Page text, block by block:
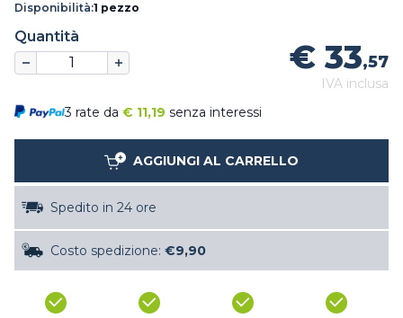
Disponibilità:1 pezzo
Quantità
€ 33,57
IVA inclusa
3 rate da € 11,19 senza interessi
AGGIUNGI AL CARRELLO
Spedito in 24 ore
Costo spedizione: €9,90